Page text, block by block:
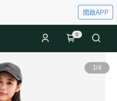
開啟APP
0
1/4